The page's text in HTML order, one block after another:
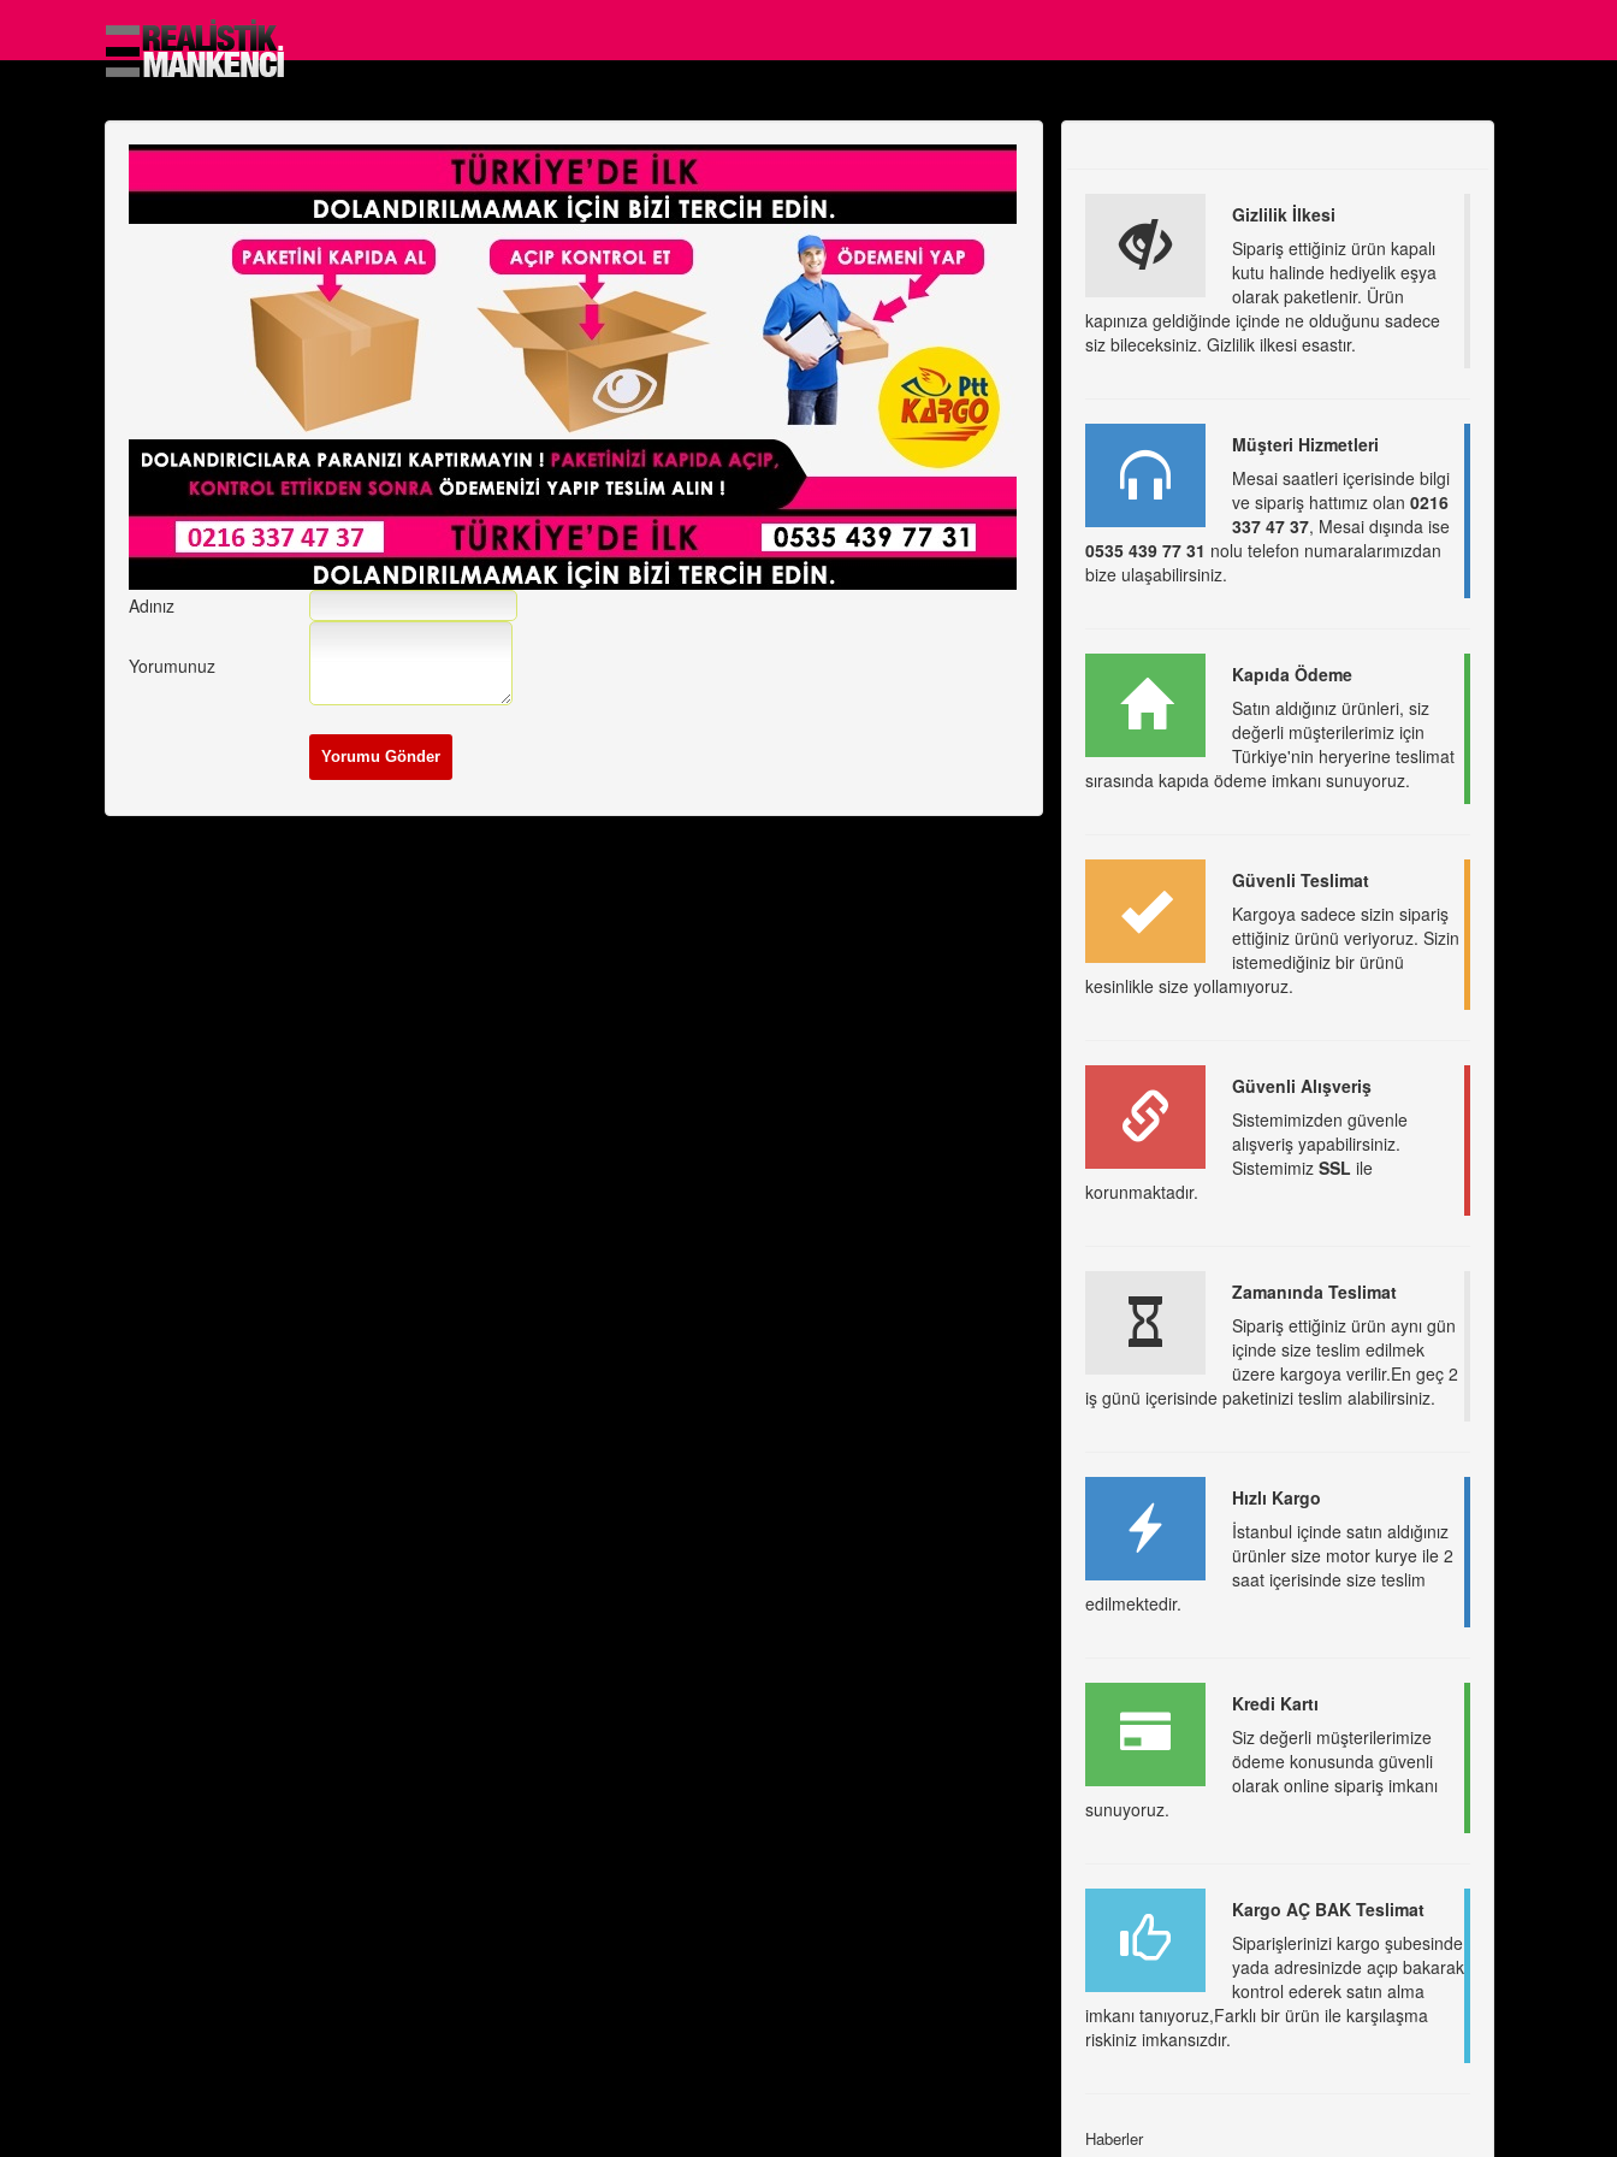
Adınız
Yorumunuz
Gizlilik İlkesi
Sipariş ettiğiniz ürün kapalı
kutu halinde hediyelik eşya
olarak paketlenir. Ürün
kapınıza geldiğinde içinde ne olduğunu sadece
siz bileceksiniz. Gizlilik ilkesi esastır.
Müşteri Hizmetleri
Mesai saatleri içerisinde bilgi
ve sipariş hattımız olan 0216
337 47 37, Mesai dışında ise
0535 439 77 31 nolu telefon numaralarımızdan
bize ulaşabilirsiniz.
Kapıda Ödeme
Satın aldığınız ürünleri, siz
değerli müşterilerimiz için
Türkiye'nin heryerine teslimat
sırasında kapıda ödeme imkanı sunuyoruz.
Güvenli Teslimat
Kargoya sadece sizin sipariş
ettiğiniz ürünü veriyoruz. Sizin
istemediğiniz bir ürünü
kesinlikle size yollamıyoruz.
Güvenli Alışveriş
Sistemimizden güvenle
alışveriş yapabilirsiniz.
Sistemimiz SSL ile
korunmaktadır.
Zamanında Teslimat
Sipariş ettiğiniz ürün aynı gün
içinde size teslim edilmek
üzere kargoya verilir.En geç 2
iş günü içerisinde paketinizi teslim alabilirsiniz.
Hızlı Kargo
İstanbul içinde satın aldığınız
ürünler size motor kurye ile 2
saat içerisinde size teslim
edilmektedir.
Kredi Kartı
Siz değerli müşterilerimize
ödeme konusunda güvenli
olarak online sipariş imkanı
sunuyoruz.
Kargo AÇ BAK Teslimat
Siparişlerinizi kargo şubesinde
yada adresinizde açıp bakarak
kontrol ederek satın alma
imkanı tanıyoruz,Farklı bir ürün ile karşılaşma
riskiniz imkansızdır.
Haberler